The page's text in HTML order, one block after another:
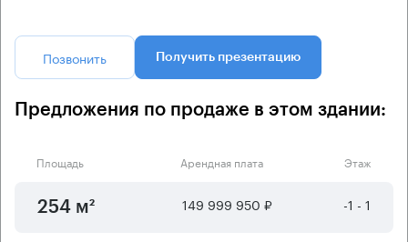
Позвонить Получить презентацию
Предложения по продаже в этом здании:
Площадь Арендная плата Этаж
254 м² 149 999 950 ₽ -1 - 1